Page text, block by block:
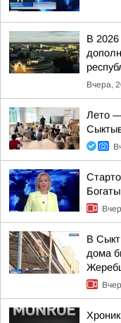
В 2026
Вчера,
Лето
В
дома